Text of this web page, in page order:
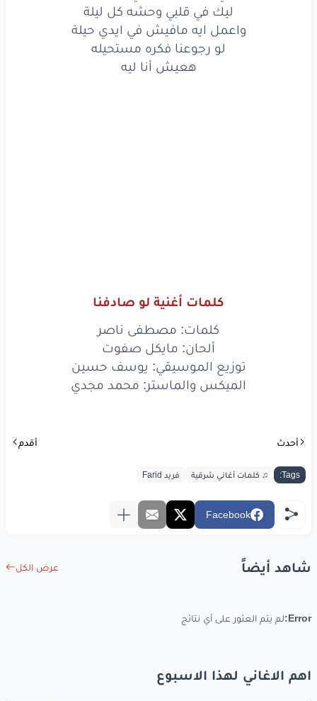
هعيشأناليه
www.lyrics-arabic.com
ليك في قلبي وحشه كل ليلة
واعمل ايه مافيش في ايدي حيلة
لو رجوعنا فكره مستحيله
هعيش أنا ليه
كلمات أغنية لو صادفنا
كلمات: مصطفى ناصر
ألحان: مايكل صفوت
توزيع الموسيقي: يوسف حسين
الميكس والماستر: محمد مجدي
أحدث أقدم
Tags: ♫ كلمات أغاني شرقية فريد Farid
Facebook
شاهد أيضاً عرض الكل
Error: لم يتم العثور على أي نتائج
اهم الاغاني لهذا الاسبوع